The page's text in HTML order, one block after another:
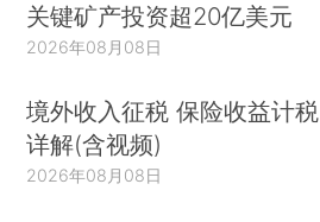
关键矿产投资超20亿美元
2026年08月08日
境外收入征税 保险收益计税
详解(含视频)
2026年08月08日